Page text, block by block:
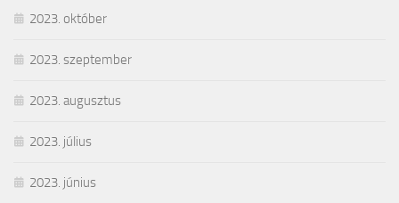
2023. október
2023. szeptember
2023. augusztus
2023. július
2023. június